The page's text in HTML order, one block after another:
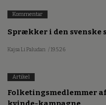
Kommentar
Sprækker i den svenske
Kajsa Li Paludan / 19.5.26
Artikel
Folketingsmedlemmer